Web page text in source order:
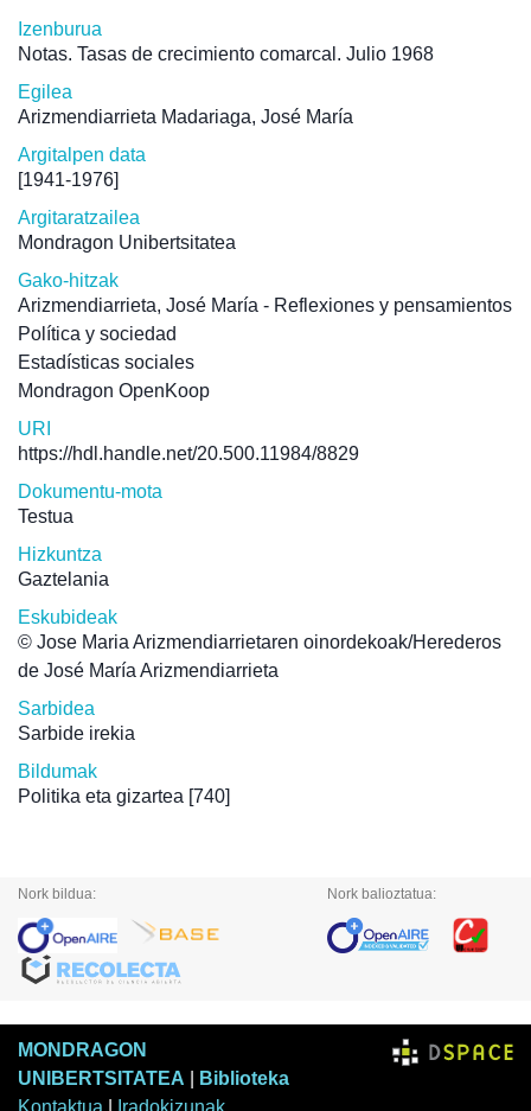
Izenburua
Notas. Tasas de crecimiento comarcal. Julio 1968
Egilea
Arizmendiarrieta Madariaga, José María
Argitalpen data
[1941-1976]
Argitaratzailea
Mondragon Unibertsitatea
Gako-hitzak
Arizmendiarrieta, José María - Reflexiones y pensamientos
Política y sociedad
Estadísticas sociales
Mondragon OpenKoop
URI
https://hdl.handle.net/20.500.11984/8829
Dokumentu-mota
Testua
Hizkuntza
Gaztelania
Eskubideak
© Jose Maria Arizmendiarrietaren oinordekoak/Herederos
de José María Arizmendiarrieta
Sarbidea
Sarbide irekia
Bildumak
Politika eta gizartea [740]
Nork bildua: Nork balioztatua:
MONDRAGON
UNIBERTSITATEA
Biblioteka